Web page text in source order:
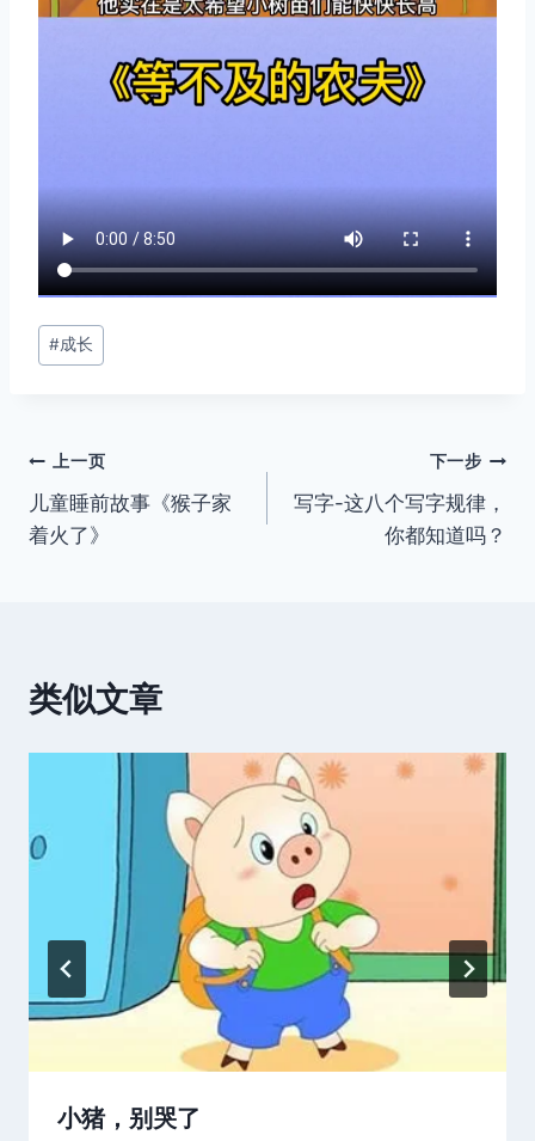
文
章
#成长
文
章
上一页
儿童睡前故事《猴子家
着火了》
下一步
写字-这八个写字规律，
你都知道吗？
类似文章
小猪，别哭了